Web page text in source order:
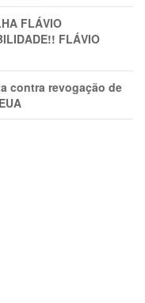
FLÁVIO
FLÁVIO
contra revogação de